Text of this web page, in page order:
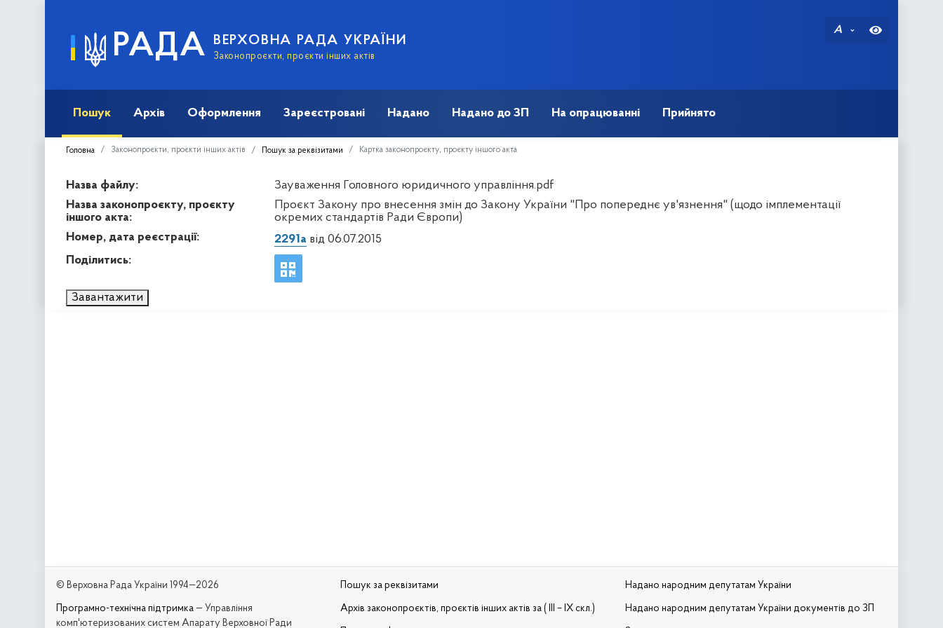
РАДА ВЕРХОВНА РАДА УКРАЇНИ
Законопроєкти, проєкти інших актів
A
Пошук Архів Оформлення Зареєстровані Надано Надано до ЗП На опрацюванні Прийнято
Головна Законопроєкти, проєкти інших актів Пошук за реквізитами Картка законопроєкту, проєкту іншого акта
Назва файлу:
Зауваження Головного юридичного управління.pdf
Назва законопроєкту, проєкту
іншого акта:
Проєкт Закону про внесення змін до Закону України "Про попереднє ув'язнення" (щодо імплементації
окремих стандартів Ради Європи)
Номер, дата реєстрації:
2291а від 06.07.2015
Поділитись:
Завантажити
© Верховна Рада України 1994—2026
Програмно-технічна підтримка — Управління
комп'ютеризованих систем Апарату Верховної Ради
Пошук за реквізитами
Архів законопроєктів, проєктів інших актів за ( III – IX скл.)
Надано народним депутатам України
Надано народним депутатам України документів до ЗП